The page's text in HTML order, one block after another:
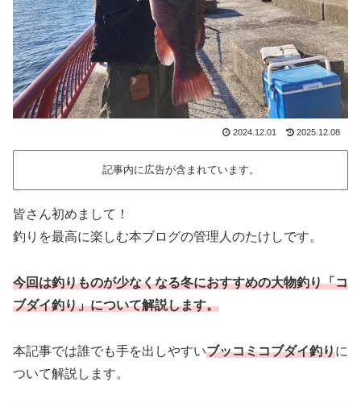
2024.12.01 2025.12.08
記事内に広告が含まれています。
皆さん初めまして！
釣りを最高に楽しむ本ブログの管理人のたけしです。
今回は釣りものが少なくなる冬におすすめの大物釣り「コ
ブダイ釣り」について解説します。
本記事では誰でも手を出しやすいブッコミコブダイ釣りに
ついて解説します。